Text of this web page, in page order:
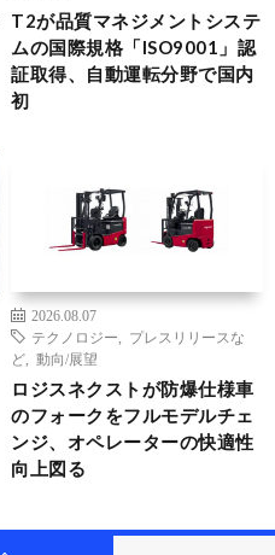
T2が品質マネジメントシステ
ムの国際規格「ISO9001」認
証取得、自動運転分野で国内
初
2026.08.07
テクノロジー
プレスリリースな
ど
動向/展望
ロジスネクストが防爆仕様車
のフォークをフルモデルチェ
ンジ、オペレーターの快適性
向上図る